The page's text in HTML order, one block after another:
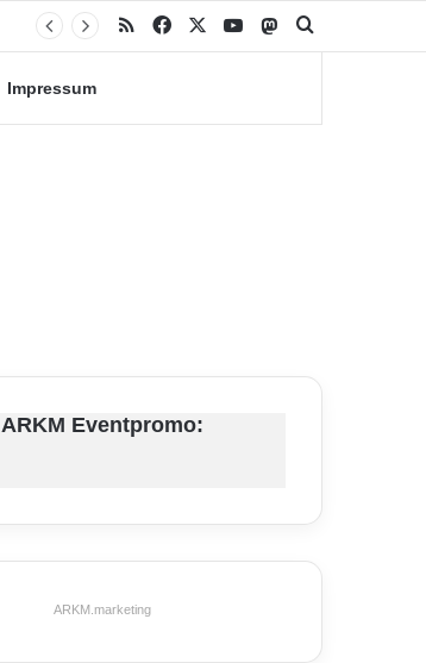
RSS Facebook YouTubeMastodon
Impressum
ARKM Eventpromo:
ARKM.marketing